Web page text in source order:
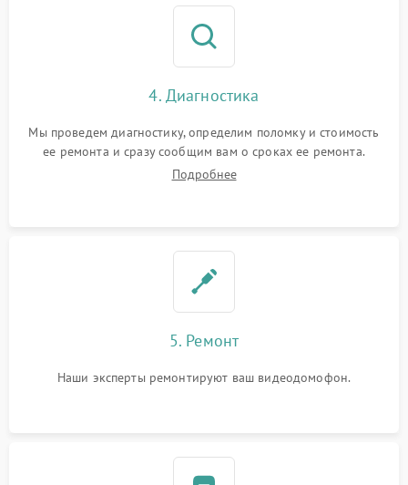
4. Диагностика
Мы проведем диагностику, определим поломку и стоимость
ее ремонта и сразу сообщим вам о сроках ее ремонта.
Подробнее
5. Ремонт
Наши эксперты ремонтируют ваш видеодомофон.